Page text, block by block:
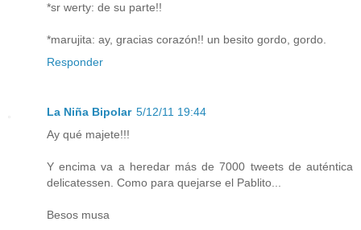
*sr werty: de su parte!!
*marujita: ay, gracias corazón!! un besito gordo, gordo.
Responder
La Niña Bipolar 5/12/11 19:44
Ay qué majete!!!
Y encima va a heredar más de 7000 tweets de auténtica
delicatessen. Como para quejarse el Pablito...
Besos musa